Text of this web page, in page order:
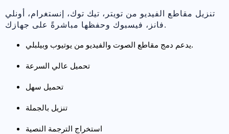
تنزيل مقاطع الفيديو من تويتر، تيك توك، إنستغرام، أونلي
فانز، فيسبوك وحفظها مباشرةً على جهازك.
يدعم دمج مقاطع الصوت والفيديو من يوتيوب وبيلبلي.
تحميل عالي السرعة
تحميل سهل
تنزيل بالجملة
استخراج الترجمة النصية